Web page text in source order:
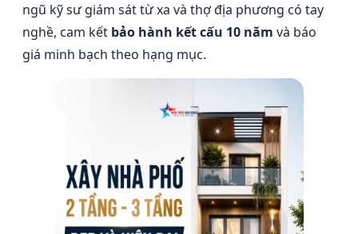
ngũ kỹ sư giám sát từ xa và thợ địa phương có tay
nghề, cam kết bảo hành kết cấu 10 năm và báo
giá minh bạch theo hạng mục.